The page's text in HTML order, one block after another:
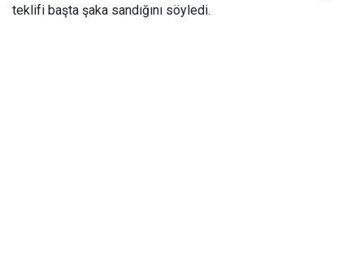
teklifi başta şaka sandığını söyledi.